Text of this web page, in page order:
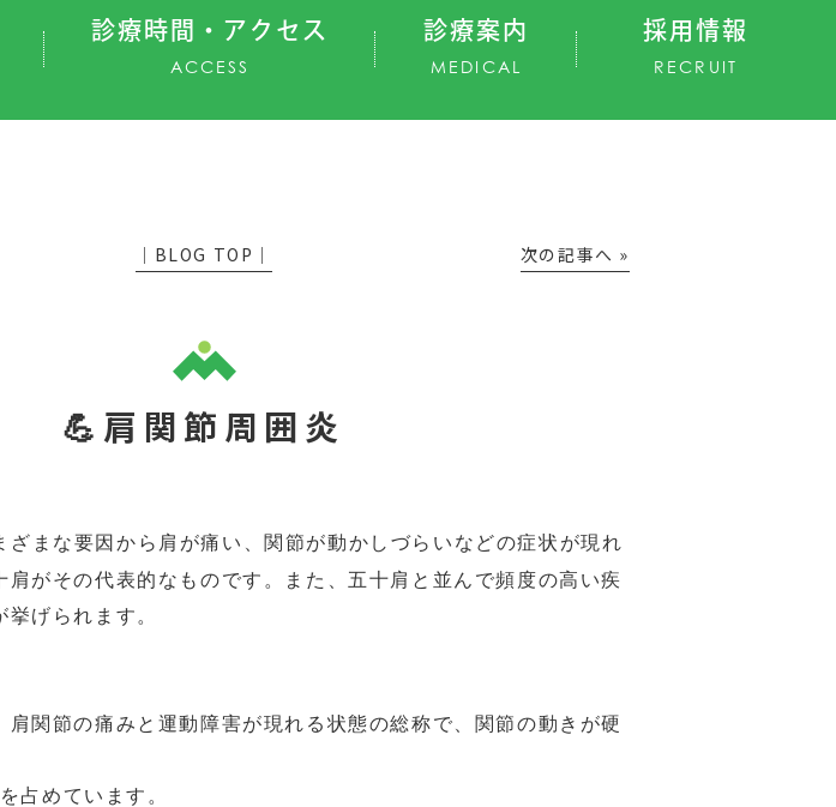
診療時間・アクセス
ACCESS
診療案内
MEDICAL
採用情報
RECRUIT
│BLOG TOP│ 次の記事へ »
💪肩関節周囲炎
ざまな要因から肩が痛い、関節が動かしづらいなどの症状が現れ
肩がその代表的なものです。また、五十肩と並んで頻度の高い疾
げられます。
肩関節の痛みと運動障害が現れる状態の総称で、関節の動きが硬
を占めています。